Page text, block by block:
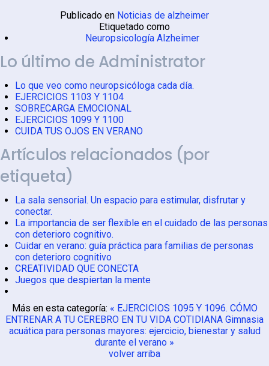
Publicado en Noticias de alzheimer
Etiquetado como
Neuropsicología Alzheimer
Lo último de Administrator
Lo que veo como neuropsicóloga cada día.
EJERCICIOS 1103 Y 1104
SOBRECARGA EMOCIONAL
EJERCICIOS 1099 Y 1100
CUIDA TUS OJOS EN VERANO
Artículos relacionados (por
etiqueta)
La sala sensorial. Un espacio para estimular, disfrutar y
conectar.
La importancia de ser flexible en el cuidado de las personas
con deterioro cognitivo.
Cuidar en verano: guía práctica para familias de personas
con deterioro cognitivo
CREATIVIDAD QUE CONECTA
Juegos que despiertan la mente
Más en esta categoría: « EJERCICIOS 1095 Y 1096. CÓMO
ENTRENAR A TU CEREBRO EN TU VIDA COTIDIANA Gimnasia
acuática para personas mayores: ejercicio, bienestar y salud
durante el verano »
volver arriba